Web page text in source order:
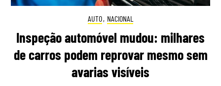
AUTO, NACIONAL
Inspeção automóvel mudou: milhares
de carros podem reprovar mesmo sem
avarias visíveis